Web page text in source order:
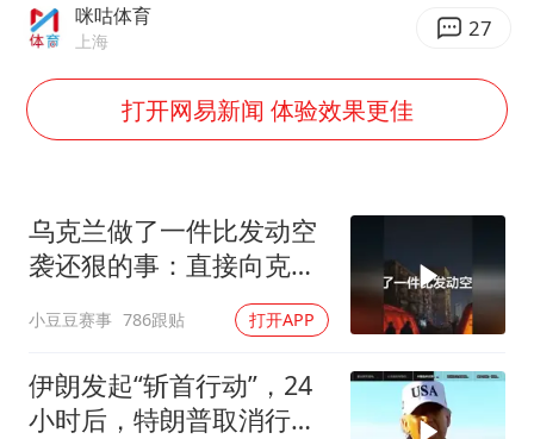
22岁女生独闯南太行失联12天
薛之谦杭州站演唱会取消
“准2万亿”之城点名支持三所大学
习近平心系体育强国建设
咪咕体育
上海 27
打开网易新闻 体验效果更佳
乌克兰做了一件比发动空
袭还狠的事：直接向克里
米亚当地民众发放手册
小豆豆赛事 786跟贴 打开APP
伊朗发起“斩首行动”，24
小时后，特朗普取消行